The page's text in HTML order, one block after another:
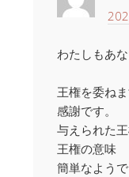
わたしもあ
王権を委ね
感謝です。
与えられた
王権の意味
簡単なよう